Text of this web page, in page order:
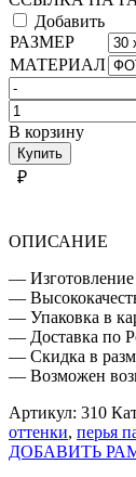
Добавить
РАЗМЕР
МАТЕРИАЛ
Количество
товара
ЙОГА
В корзину
Купить
₽
ОПИСАНИЕ
— Изготовление
—
— Упаковка в
— Доставка по
— Скидка в
— Возможен
Артикул: 310
оттенки, перья
ДОБАВИТЬ